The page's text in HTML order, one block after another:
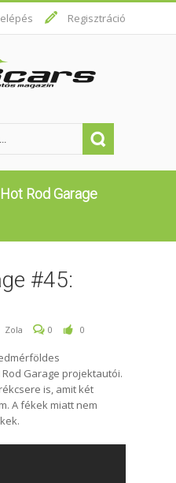
Regisztráció
Hot Rod Garage
#45:
Zola 0 0
Garage projektautói.
is, amit két
A fékek miatt nem